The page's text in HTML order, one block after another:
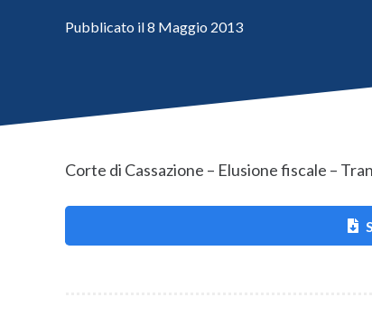
Pubblicato il8 Maggio 2013
Corte di Cassazione – Elusione fiscale –